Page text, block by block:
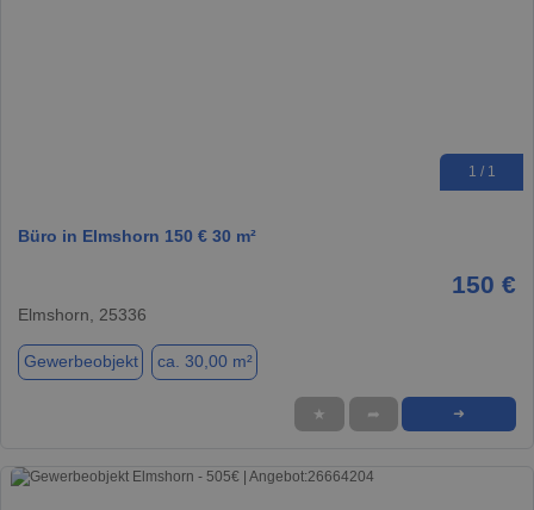
1 / 1
Büro in Elmshorn 150 € 30 m²
150 €
Elmshorn, 25336
Gewerbeobjekt ca. 30,00 m²
★ ➦ ➜